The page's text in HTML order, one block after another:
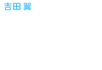
吉田 翼